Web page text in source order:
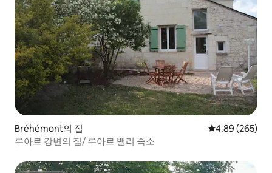
Bréhémont의 집 평점 4.89점(5
4.89 (265)
루아르 강변의 집/ 루아르 밸리 숙소